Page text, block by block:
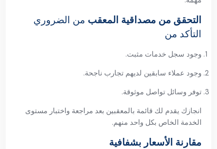
التحقق من مصداقية المعقب من الضروري
التأكد من
وجود سجل خدمات مثبت.
وجود عملاء سابقين لديهم تجارب ناجحة.
توفر وسائل تواصل موثوقة.
انجازك يقدم لك قائمة بالمعقبين بعد مراجعة واختبار مستوى
الخدمة الخاص بكل واحد منهم.
مقارنة الأسعار بشفافية